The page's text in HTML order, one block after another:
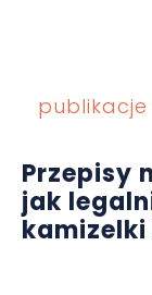
publikacje
Przepisy
jak